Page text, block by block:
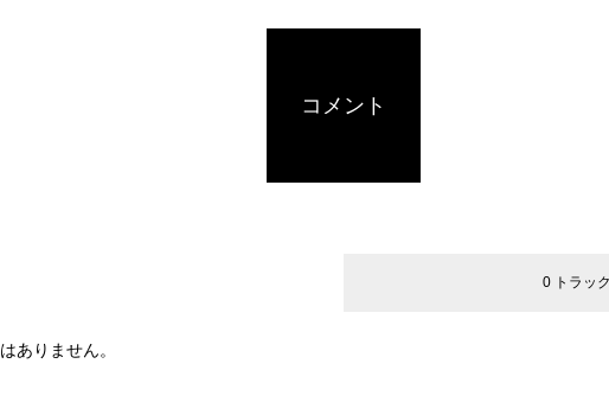
コメント
0 トラッ
ありません。